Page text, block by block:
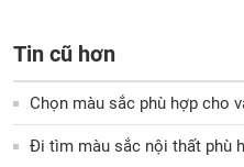
Tin cũ hơn
Chọn màu sắc phù hợp cho
Đi tìm màu sắc nội thất phù